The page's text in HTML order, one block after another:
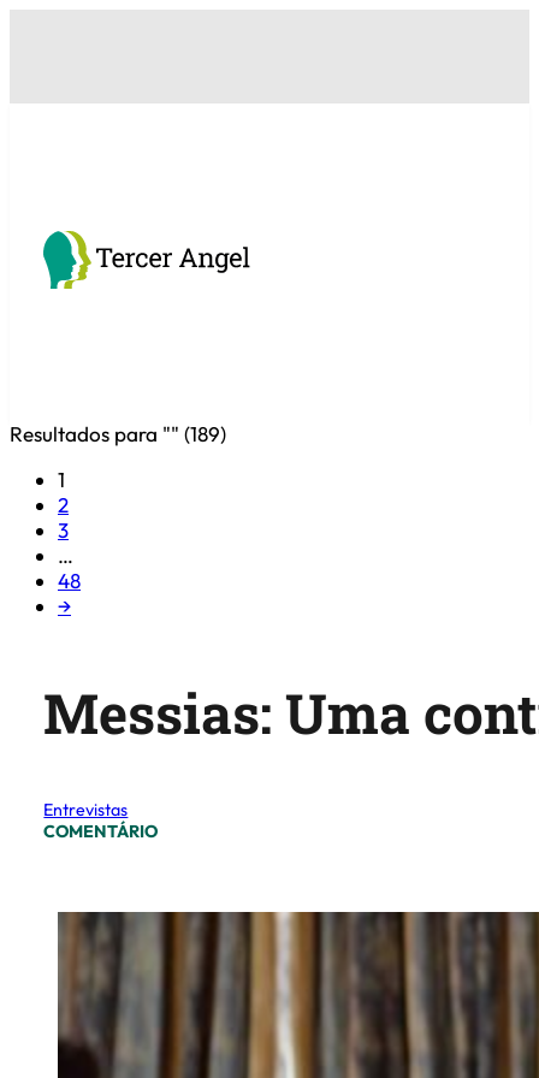
Resultados para "" (189)
1
2
3
…
48
→
Messias: Uma
Entrevistas
COMENTÁRIO